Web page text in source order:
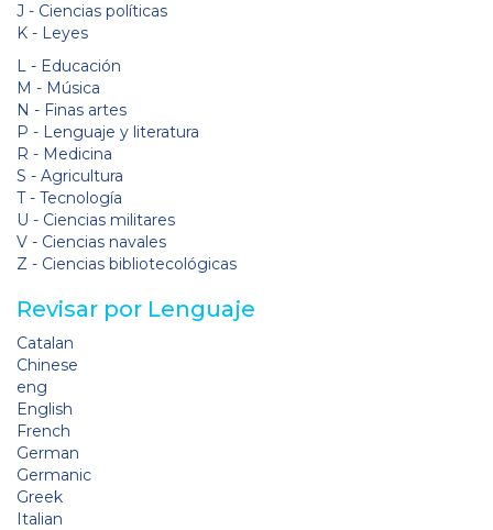
J - Ciencias políticas
K - Leyes
L - Educación
M - Música
N - Finas artes
P - Lenguaje y literatura
R - Medicina
S - Agricultura
T - Tecnología
U - Ciencias militares
V - Ciencias navales
Z - Ciencias bibliotecológicas
Revisar por Lenguaje
Catalan
Chinese
eng
English
French
German
Germanic
Greek
Italian